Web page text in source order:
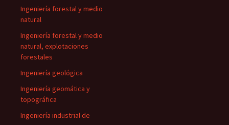
Ingeniería forestal y medio
natural
Ingeniería forestal y medio
natural, explotaciones
forestales
Ingeniería geológica
Ingeniería geomática y
topográfica
Ingeniería industrial de